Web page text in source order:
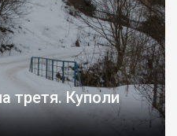
третя. Куполи